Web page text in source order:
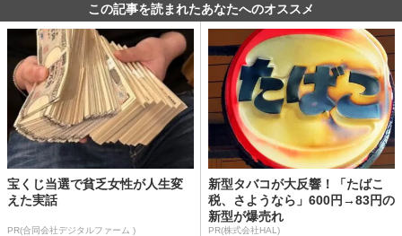
この記事を読まれたあなたへのオススメ
宝くじ当選で貧乏女性が人生変
えた実話
PR(合同会社デジタルファーム )
新型タバコが大反響！「たばこ
税、さようなら」600円→83円の
新型が爆売れ
PR(株式会社HAL)